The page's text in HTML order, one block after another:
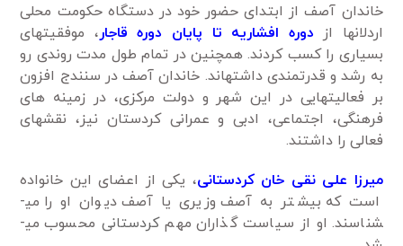
خاندان آصف از ابتدای حضور خود در دستگاه حکومت محلی
اردلان­ها از دوره افشاریه تا پایان دوره قاجار، موفقیت­های
بسیاری را کسب کردند. همچنین در تمام طول مدت روندی رو
به رشد و قدرتمندی داشته­اند. خاندان آصف در سنندج افزون
­بر فعالیت­هایی در این شهر و دولت مرکزی، در زمینه­ های
فرهنگی، اجتماعی، ادبی و عمرانی کردستان نیز، نقش­های
فعالی را داشتند.
میرزا علی نقی خان کردستانی، یکی از اعضای این خانواده
است که بیش­تر به آصف وزیری یا آصف دیوان او را می­
شناسند. او از سیاست ­گذاران مهمکردستانی محسوب می­